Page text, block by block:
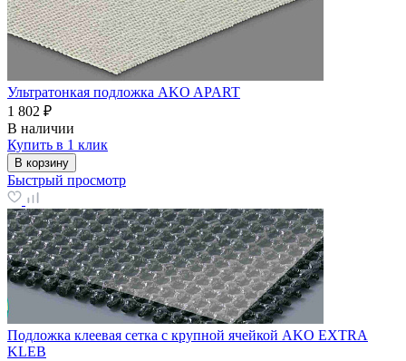
Ультратонкая подложка AKO APART
1 802 ₽
В наличии
Купить в 1 клик
В корзину
Быстрый просмотр
Подложка клеевая сетка с крупной ячейкой AKO EXTRA
KLEB